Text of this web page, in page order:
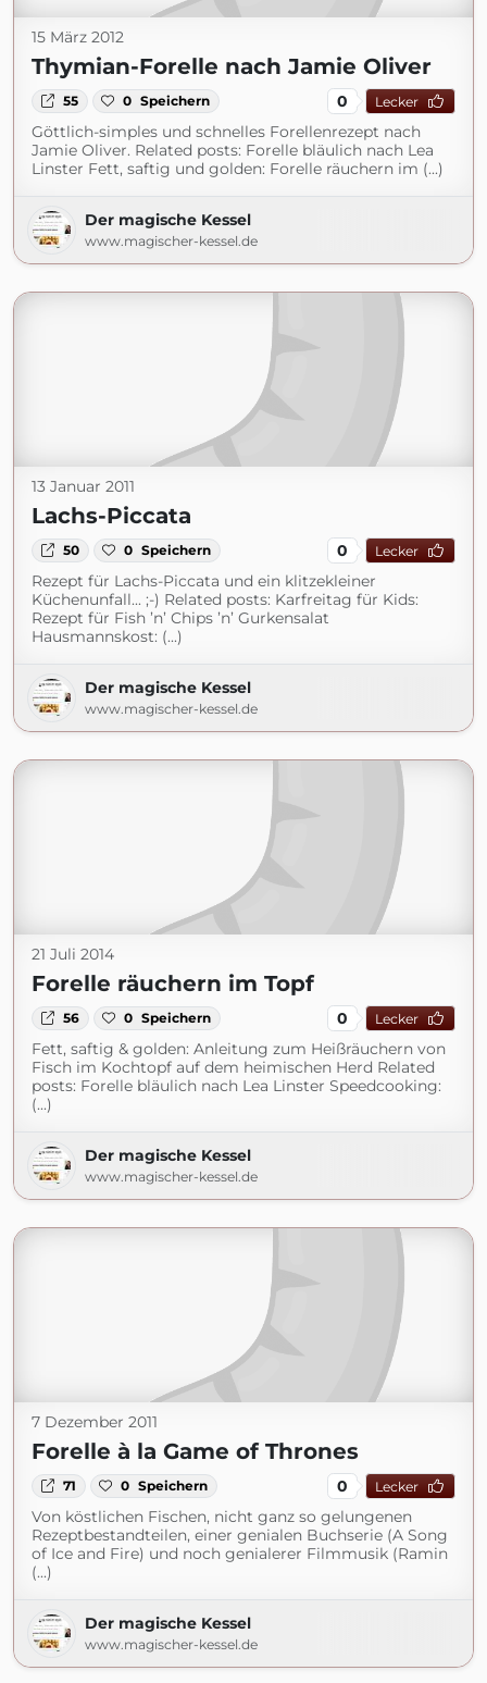
15 März 2012
Thymian-Forelle nach Jamie Oliver
55 0 Speichern 0 Lecker
Göttlich-simples und schnelles Forellenrezept nach
Jamie Oliver. Related posts: Forelle bläulich nach Lea
Linster Fett, saftig und golden: Forelle räuchern im (...)
Der magische Kessel
www.magischer-kessel.de
13 Januar 2011
Lachs-Piccata
50 0 Speichern 0 Lecker
Rezept für Lachs-Piccata und ein klitzekleiner
Küchenunfall... ;-) Related posts: Karfreitag für Kids:
Rezept für Fish ’n’ Chips ’n’ Gurkensalat
Hausmannskost: (...)
Der magische Kessel
www.magischer-kessel.de
21 Juli 2014
Forelle räuchern im Topf
56 0 Speichern 0 Lecker
Fett, saftig & golden: Anleitung zum Heißräuchern von
Fisch im Kochtopf auf dem heimischen Herd Related
posts: Forelle bläulich nach Lea Linster Speedcooking:
(...)
Der magische Kessel
www.magischer-kessel.de
7 Dezember 2011
Forelle à la Game of Thrones
71 0 Speichern 0 Lecker
Von köstlichen Fischen, nicht ganz so gelungenen
Rezeptbestandteilen, einer genialen Buchserie (A Song
of Ice and Fire) und noch genialerer Filmmusik (Ramin
(...)
Der magische Kessel
www.magischer-kessel.de